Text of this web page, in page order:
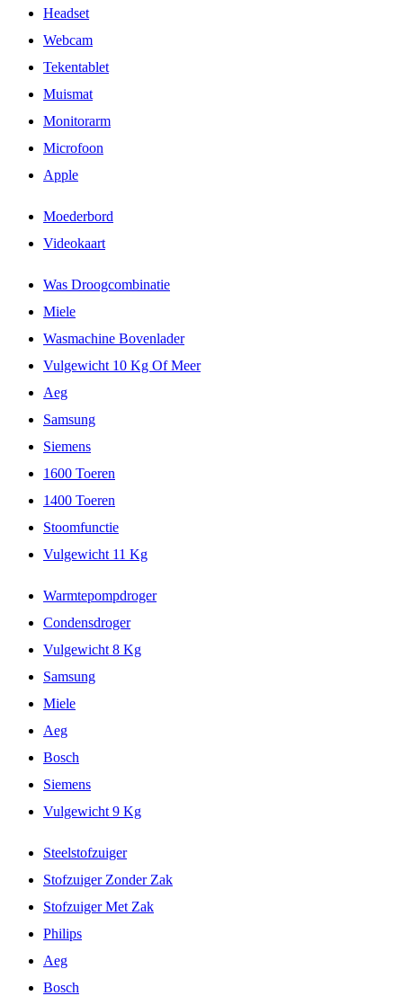
Headset
Webcam
Tekentablet
Muismat
Monitorarm
Microfoon
Apple
Moederbord
Videokaart
Was Droogcombinatie
Miele
Wasmachine Bovenlader
Vulgewicht 10 Kg Of Meer
Aeg
Samsung
Siemens
1600 Toeren
1400 Toeren
Stoomfunctie
Vulgewicht 11 Kg
Warmtepompdroger
Condensdroger
Vulgewicht 8 Kg
Samsung
Miele
Aeg
Bosch
Siemens
Vulgewicht 9 Kg
Steelstofzuiger
Stofzuiger Zonder Zak
Stofzuiger Met Zak
Philips
Aeg
Bosch